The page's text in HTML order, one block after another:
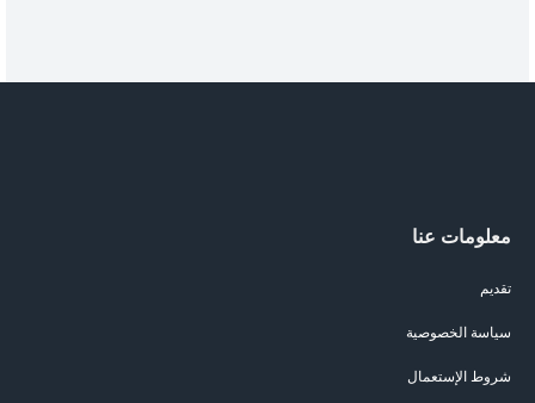
معلومات عنا
تقديم
سياسة الخصوصية
شروط الإستعمال